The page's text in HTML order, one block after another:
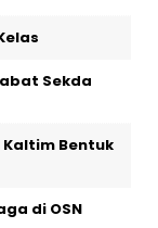
Sekda
Kaltim Bentuk
di OSN